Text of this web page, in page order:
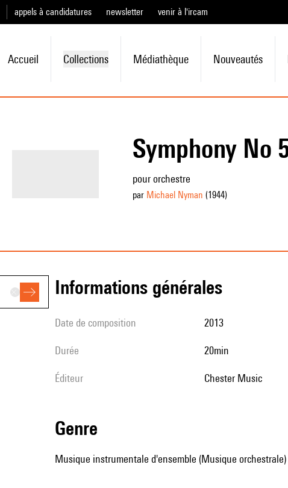
appels à candidatures newsletter venir à l'ircam
Accueil Collections Médiathèque Nouveautés
Symphony No
pour orchestre
par Michael Nyman (1944)
informations générales
date de composition 2013
durée 20min
éditeur Chester Music
genre
Musique instrumentale d'ensemble (Musique orchestrale)